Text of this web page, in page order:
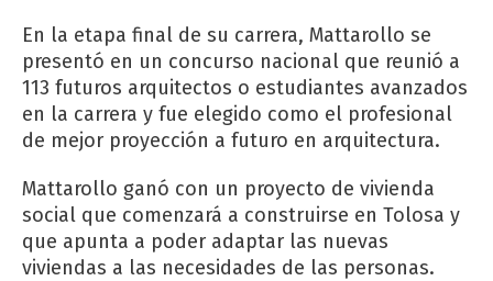
En la etapa final de su carrera, Mattarollo se
presentó en un concurso nacional que reunió a
113 futuros arquitectos o estudiantes avanzados
en la carrera y fue elegido como el profesional
de mejor proyección a futuro en arquitectura.
Mattarollo ganó con un proyecto de vivienda
social que comenzará a construirse en Tolosa y
que apunta a poder adaptar las nuevas
viviendas a las necesidades de las personas.